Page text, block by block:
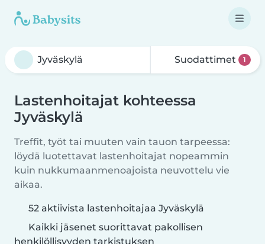
Suodattimet 1
Lastenhoitajat kohteessa
Jyväskylä
Treffit, työt tai muuten vain tauon tarpeessa:
löydä luotettavat lastenhoitajat nopeammin
kuin nukkumaanmenoajoista neuvottelu vie
aikaa.
52 aktiivista lastenhoitajaa Jyväskylä
Kaikki jäsenet suorittavat pakollisen
henkilöllisyyden tarkistuksen